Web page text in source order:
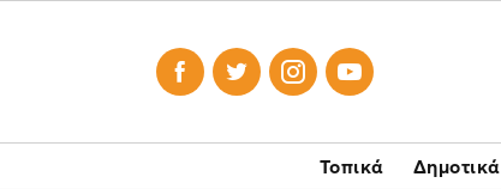
   
Τοπικά Δημοτικά